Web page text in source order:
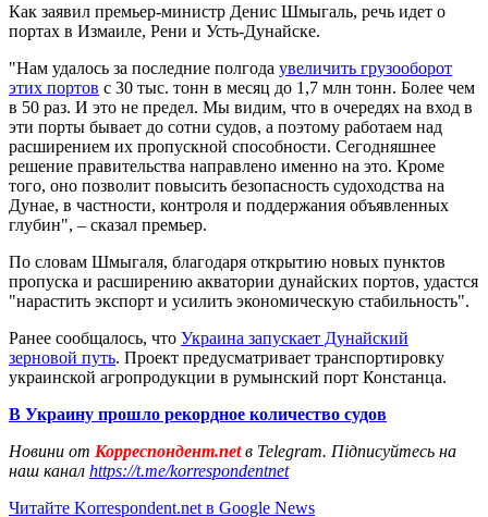
Как заявил премьер-министр Денис Шмыгаль, речь идет о
портах в Измаиле, Рени и Усть-Дунайске.
"Нам удалось за последние полгода увеличить грузооборот
этих портов с 30 тыс. тонн в месяц до 1,7 млн тонн. Более чем
в 50 раз. И это не предел. Мы видим, что в очередях на вход в
эти порты бывает до сотни судов, а поэтому работаем над
расширением их пропускной способности. Сегодняшнее
решение правительства направлено именно на это. Кроме
того, оно позволит повысить безопасность судоходства на
Дунае, в частности, контроля и поддержания объявленных
глубин", – сказал премьер.
По словам Шмыгаля, благодаря открытию новых пунктов
пропуска и расширению акватории дунайских портов, удастся
"нарастить экспорт и усилить экономическую стабильность".
Ранее сообщалось, что Украина запускает Дунайский
зерновой путь. Проект предусматривает транспортировку
украинской агропродукции в румынский порт Констанца.
В Украину прошло рекордное количество судов
Новини от Корреспондент.netв Telegram. Підписуйтесь на
наш канал https://t.me/korrespondentnet
Читайте Korrespondent.net в Google News